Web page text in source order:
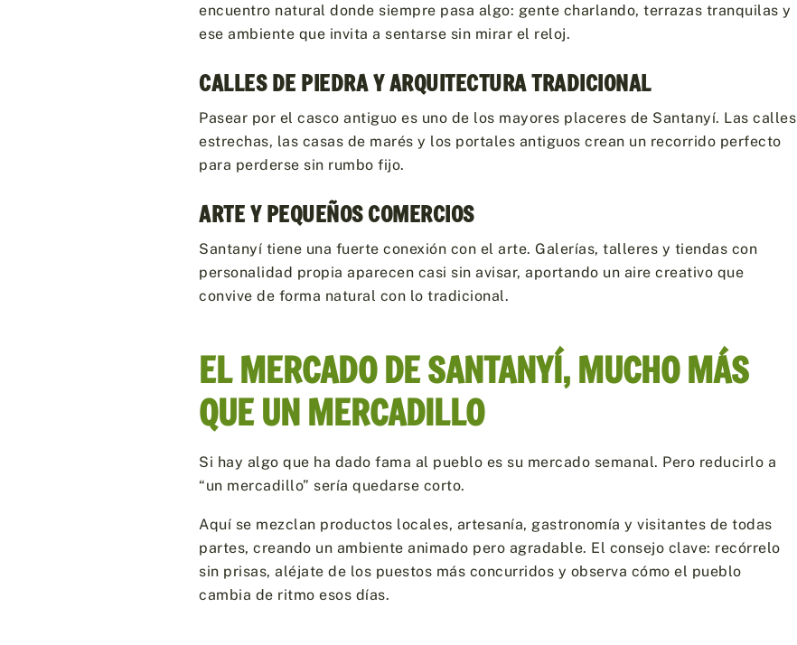
encuentro natural donde siempre pasa algo: gente charlando, terrazas tranquilas y
ese ambiente que invita a sentarse sin mirar el reloj.
CALLES DE PIEDRA Y ARQUITECTURA TRADICIONAL
Pasear por el casco antiguo es uno de los mayores placeres de Santanyí. Las calles
estrechas, las casas de marés y los portales antiguos crean un recorrido perfecto
para perderse sin rumbo fijo.
ARTE Y PEQUEÑOS COMERCIOS
Santanyí tiene una fuerte conexión con el arte. Galerías, talleres y tiendas con
personalidad propia aparecen casi sin avisar, aportando un aire creativo que
convive de forma natural con lo tradicional.
EL MERCADO DE SANTANYÍ, MUCHO MÁS
QUE UN MERCADILLO
Si hay algo que ha dado fama al pueblo es su mercado semanal. Pero reducirlo a
“un mercadillo” sería quedarse corto.
Aquí se mezclan productos locales, artesanía, gastronomía y visitantes de todas
partes, creando un ambiente animado pero agradable. El consejo clave: recórrelo
sin prisas, aléjate de los puestos más concurridos y observa cómo el pueblo
cambia de ritmo esos días.